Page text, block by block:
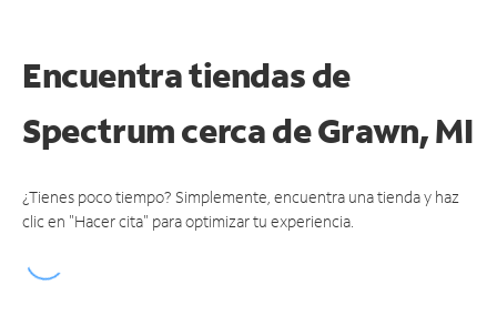
Encuentra tiendas de
Spectrum cerca deGrawn, MI
¿Tienes poco tiempo? Simplemente, encuentra una tienda y haz
clic en "Hacer cita" para optimizar tu experiencia.